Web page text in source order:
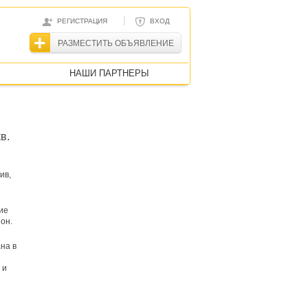
РЕГИСТРАЦИЯ | ВХОД
РАЗМЕСТИТЬ ОБЪЯВЛЕНИЕ
НАШИ ПАРТНЕРЫ
в
и